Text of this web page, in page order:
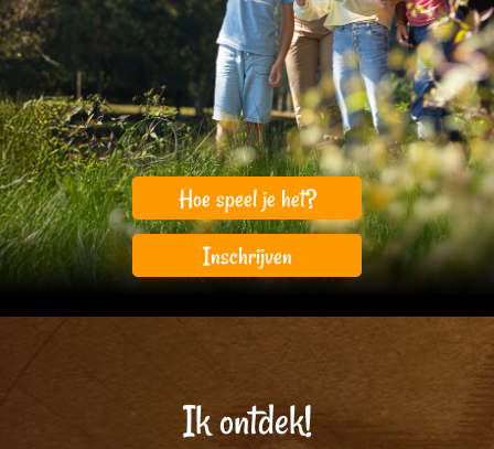
Hoe speel je het?
Inschrijven
Ik ontdek!